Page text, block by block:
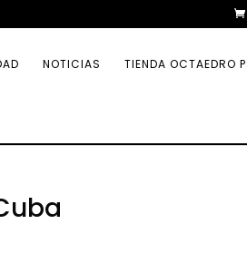
NOTICIAS TIENDA OCTAEDRO